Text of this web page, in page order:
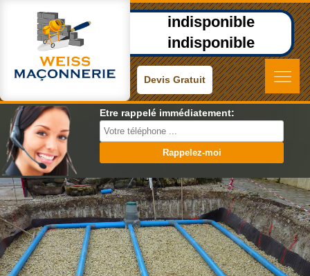
indisponible
indisponible
Devis Gratuit
Etre rappelé immédiatement: